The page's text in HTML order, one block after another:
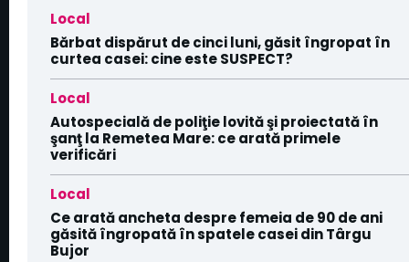
Local
Bărbat dispărut de cinci luni, găsit îngropat în
curtea casei: cine este SUSPECT?
Local
Autospecială de poliţie lovită şi proiectată în
şanţ la Remetea Mare: ce arată primele
verificări
Local
Ce arată ancheta despre femeia de 90 de ani
găsită îngropată în spatele casei din Târgu
Bujor